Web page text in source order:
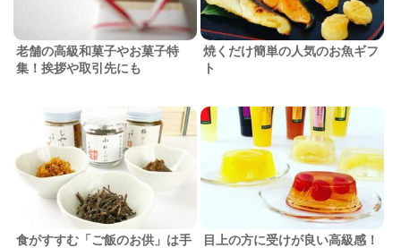
老舗の高級和菓子やお菓子特
集！挨拶や取引先にも
焼くだけ簡単の人気のお魚ギフ
ト
食がすすむ「ご飯のお供」は手
目上の方に受けが良い高級感！